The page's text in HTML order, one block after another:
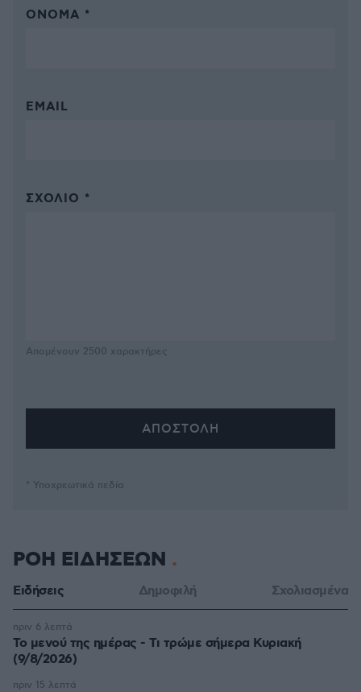
ΌΝΟΜΑ *
EMAIL
ΣΧΌΛΙΟ *
Απομένουν 2500 χαρακτήρες
* Υποχρεωτικά πεδία
ΡΟΗ ΕΙΔΗΣΕΩΝ
Ειδήσεις Δημοφιλή Σχολιασμένα
Το μενού της ημέρας - Τι τρώμε σήμερα Κυριακή
(9/8/2026)
πριν 6 λεπτά
πριν 15 λεπτά